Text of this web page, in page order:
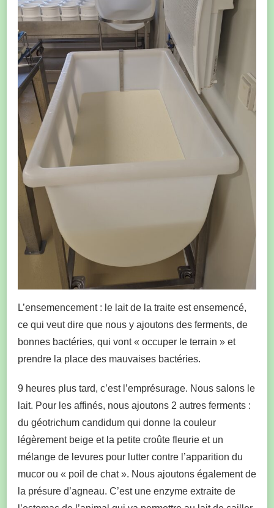
L’ensemencement : le lait de la traite est ensemencé,
ce qui veut dire que nous y ajoutons des ferments, de
bonnes bactéries, qui vont « occuper le terrain » et
prendre la place des mauvaises bactéries.
9 heures plus tard, c’est l’emprésurage. Nous salons le
lait. Pour les affinés, nous ajoutons 2 autres ferments :
du géotrichum candidum qui donne la couleur
légèrement beige et la petite croûte fleurie et un
mélange de levures pour lutter contre l’apparition du
mucor ou « poil de chat ». Nous ajoutons également de
la présure d’agneau. C’est une enzyme extraite de